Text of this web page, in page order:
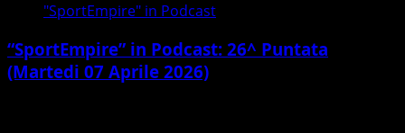
"SportEmpire" in Podcast
“SportEmpire” in Podcast: 26^ Puntata
(Martedi 07 Aprile 2026)